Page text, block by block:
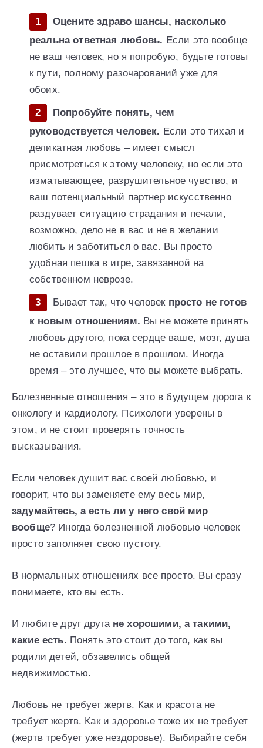
Оцените здраво шансы, насколько
реальна ответная любовь. Если это вообще
не ваш человек, но я попробую, будьте готовы
к пути, полному разочарований уже для
обоих.
Попробуйте понять, чем
руководствуется человек. Если это тихая и
деликатная любовь – имеет смысл
присмотреться к этому человеку, но если это
изматывающее, разрушительное чувство, и
ваш потенциальный партнер искусственно
раздувает ситуацию страдания и печали,
возможно, дело не в вас и не в желании
любить и заботиться о вас. Вы просто
удобная пешка в игре, завязанной на
собственном неврозе.
Бывает так, что человек просто не готов
к новым отношениям. Вы не можете принять
любовь другого, пока сердце ваше, мозг, душа
не оставили прошлое в прошлом. Иногда
время – это лучшее, что вы можете выбрать.
Болезненные отношения – это в будущем дорога к
онкологу и кардиологу. Психологи уверены в
этом, и не стоит проверять точность
высказывания.
Если человек душит вас своей любовью, и
говорит, что вы заменяете ему весь мир,
задумайтесь, а есть ли у него свой мир
вообще? Иногда болезненной любовью человек
просто заполняет свою пустоту.
В нормальных отношениях все просто. Вы сразу
понимаете, кто вы есть.
И любите друг друга не хорошими, а такими,
какие есть. Понять это стоит до того, как вы
родили детей, обзавелись общей
недвижимостью.
Любовь не требует жертв. Как и красота не
требует жертв. Как и здоровье тоже их не требует
(жертв требует уже нездоровье). Выбирайте себя